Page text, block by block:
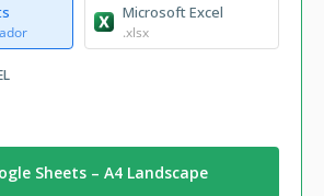
Microsoft Excel
.xlsx
Sheets – A4 Landscape